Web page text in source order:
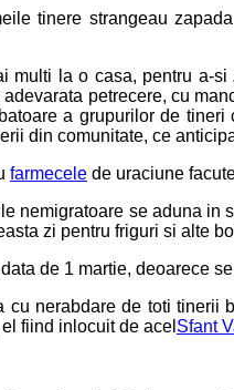
tinere strangeau
multi la o casa, pentru a-
petrecere, cu
a grupurilor de
din comunitate, ce
farmecele de uraciune
nemigratoare se aduna
zi pentru friguri si alte
de 1 martie, deoarece
nerabdare de toti
fiind inlocuit de acel Sfant